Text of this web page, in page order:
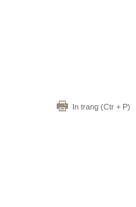
In trang (Ctr + P)